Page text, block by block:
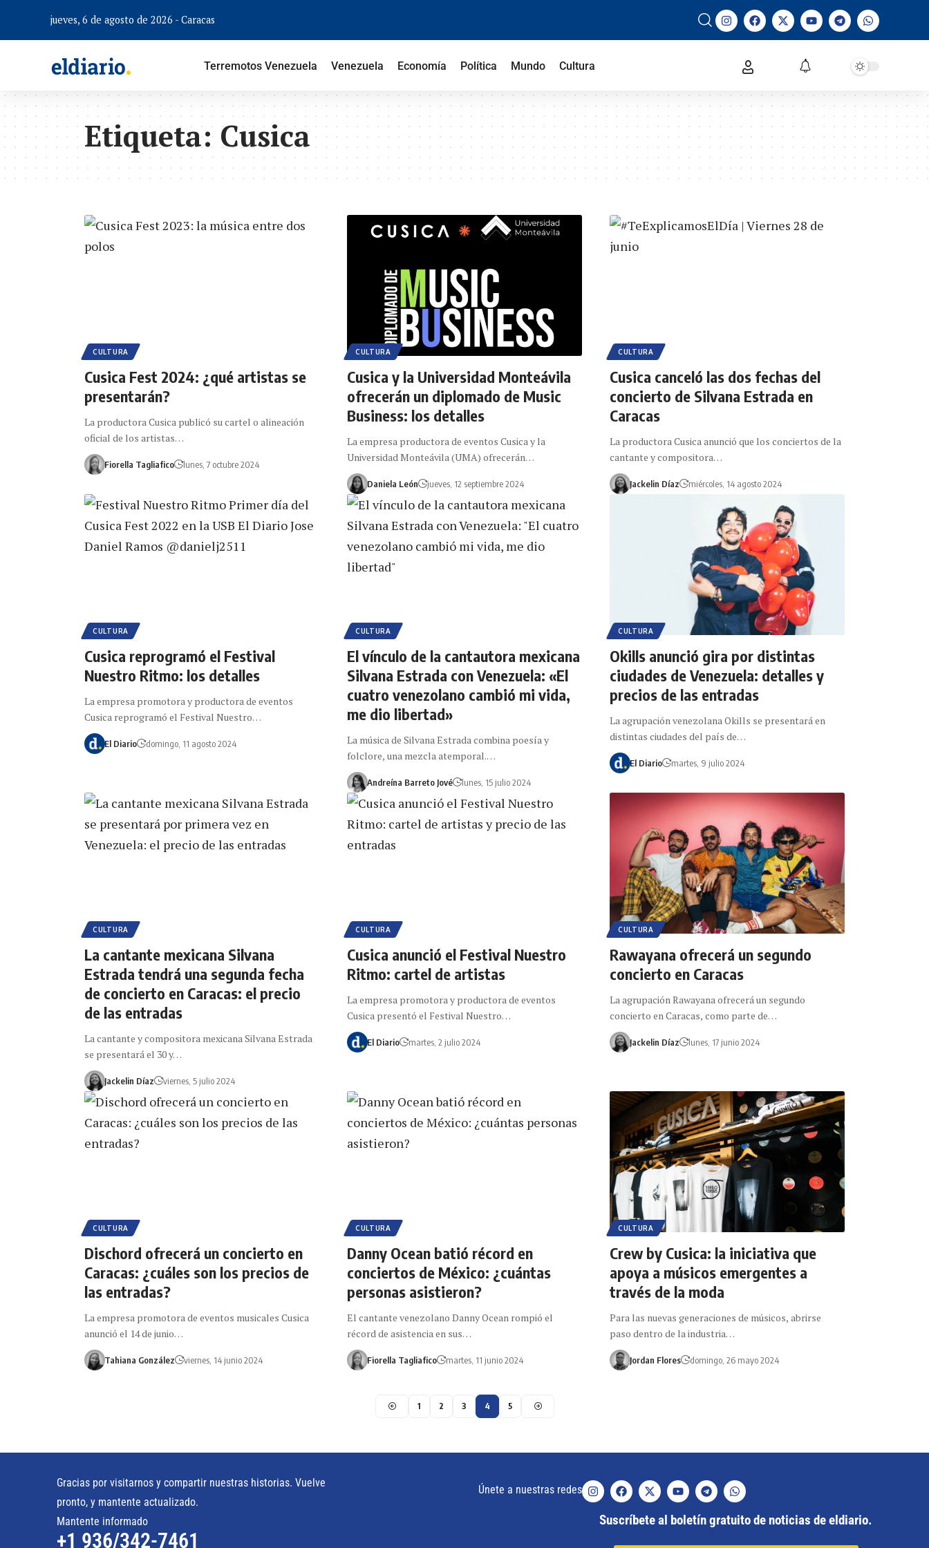
jueves, 6 de agosto de 2026 - Caracas
Terremotos Venezuela Venezuela Economía Política Mundo Cultura
Etiqueta: Cusica
CULTURA
Cusica Fest 2024: ¿qué artistas se
presentarán?
La productora Cusica publicó su cartel o alineación
oficial de los artistas…
Fiorella Tagliafico lunes, 7 octubre 2024
CULTURA
Cusica y la Universidad Monteávila
ofrecerán un diplomado de Music
Business: los detalles
La empresa productora de eventos Cusica y la
Universidad Monteávila (UMA) ofrecerán…
Daniela León jueves, 12 septiembre 2024
CULTURA
Cusica canceló las dos fechas del
concierto de Silvana Estrada en
Caracas
La productora Cusica anunció que los conciertos de la
cantante y compositora…
Jackelin Díaz miércoles, 14 agosto 2024
CULTURA
Cusica reprogramó el Festival
Nuestro Ritmo: los detalles
La empresa promotora y productora de eventos
Cusica reprogramó el Festival Nuestro…
El Diario domingo, 11 agosto 2024
CULTURA
El vínculo de la cantautora mexicana
Silvana Estrada con Venezuela: «El
cuatro venezolano cambió mi vida,
me dio libertad»
La música de Silvana Estrada combina poesía y
folclore, una mezcla atemporal.…
Andreína Barreto Jové lunes, 15 julio 2024
CULTURA
Okills anunció gira por distintas
ciudades de Venezuela: detalles y
precios de las entradas
La agrupación venezolana Okills se presentará en
distintas ciudades del país de…
El Diario martes, 9 julio 2024
CULTURA
La cantante mexicana Silvana
Estrada tendrá una segunda fecha
de concierto en Caracas: el precio
de las entradas
La cantante y compositora mexicana Silvana Estrada
se presentará el 30 y…
Jackelin Díaz viernes, 5 julio 2024
CULTURA
Cusica anunció el Festival Nuestro
Ritmo: cartel de artistas
La empresa promotora y productora de eventos
Cusica presentó el Festival Nuestro…
El Diario martes, 2 julio 2024
CULTURA
Rawayana ofrecerá un segundo
concierto en Caracas
La agrupación Rawayana ofrecerá un segundo
concierto en Caracas, como parte de…
Jackelin Díaz lunes, 17 junio 2024
CULTURA
Dischord ofrecerá un concierto en
Caracas: ¿cuáles son los precios de
las entradas?
La empresa promotora de eventos musicales Cusica
anunció el 14 de junio…
Tahiana González viernes, 14 junio 2024
CULTURA
Danny Ocean batió récord en
conciertos de México: ¿cuántas
personas asistieron?
El cantante venezolano Danny Ocean rompió el
récord de asistencia en sus…
Fiorella Tagliafico martes, 11 junio 2024
CULTURA
Crew by Cusica: la iniciativa que
apoya a músicos emergentes a
través de la moda
Para las nuevas generaciones de músicos, abrirse
paso dentro de la industria…
Jordan Flores domingo, 26 mayo 2024
1 2 3 4 5
Gracias por visitarnos y compartir nuestras historias. Vuelve
pronto, y mantente actualizado.
Mantente informado
+1 936/342-7461
Únete a nuestras redes
Suscríbete al boletín gratuito de noticias de eldiario.